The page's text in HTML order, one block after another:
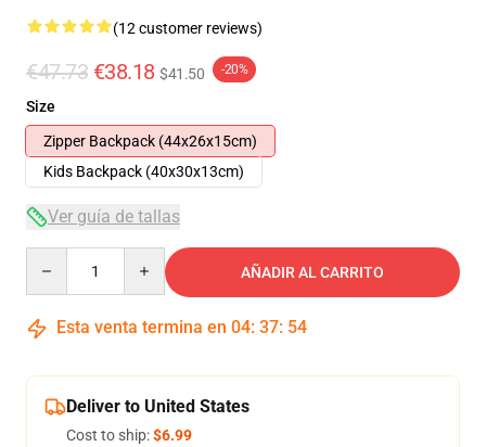
(12 customer reviews)
€47.73 €38.18 $41.50 -20%
Size
Zipper Backpack (44x26x15cm)
Kids Backpack (40x30x13cm)
Ver guía de tallas
AÑADIR AL CARRITO
Esta venta termina en 04: 37: 53
Deliver to United States
Cost to ship:$6.99